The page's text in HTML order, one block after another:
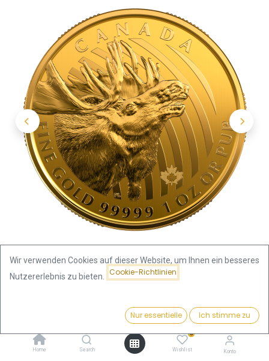
3.981,96€ Kaufen
Home Search
0
Wishlist Konto
Call of the Wild "Goldener Elch" 1 Unze Goldmünze 2019 |
Wir verwenden Cookies auf dieser Website, um Ihnen ein besseres
Nutzererlebnis zu bieten.
Cookie-Richtlinien
Nur essentielle Ich stimme zu